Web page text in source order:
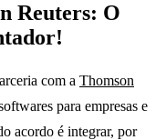
Reuters: O
com a Thomson
para empresas e
acordo é integrar, por